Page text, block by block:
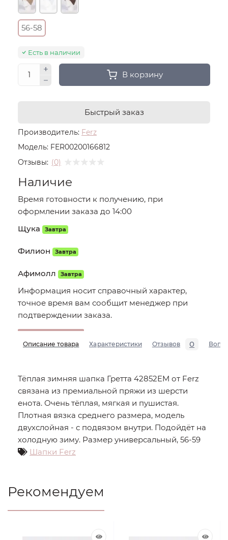
Производитель: Ferz
Модель: FER00200166812
Отзывы: (0)
56-58
Есть в наличии
В корзину
Быстрый заказ
Наличие
Время готовности к получению, при
оформлении заказа до 14:00
Щука
Завтра
Филион Завтра
Афимолл Завтра
Информация носит справочный характер,
точное время вам сообщит менеджер при
подтверждении заказа.
Описание товара Характеристики Отзывов 0
Тёплая зимняя шапка Гретта 42852EM от Ferz
связана из премиальной пряжи из шерсти
енота. Очень тёплая, мягкая и пушистая.
Плотная вязка среднего размера, модель
двухслойная - с подвязом внутри. Подойдёт на
холодную зиму. Размер универсальный, 56-59
Шапки Ferz
Рекомендуем